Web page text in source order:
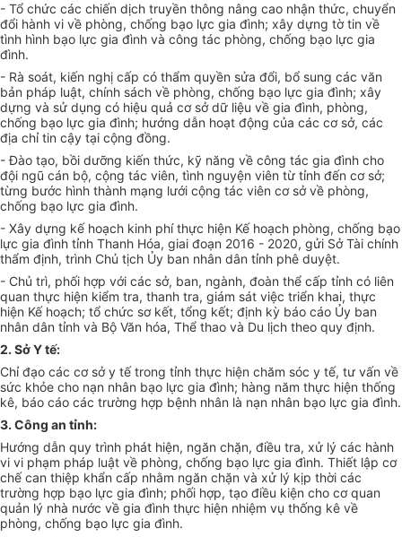
- Tổ chức các chiến dịch truyền thông nâng cao nhận thức, chuyển
đổi hành vi về phòng, chống bạo lực gia đình; xây dựng tờ tin về
tình hình bạo lực gia đình và công tác phòng, chống bạo lực gia
đình.
- Rà soát, kiến nghị cấp có thẩm quyền sửa đổi, bổ sung các văn
bản pháp luật, chính sách về phòng, chống bạo lực gia đình; xây
dựng và sử dụng có hiệu quả cơ sở dữ liệu về gia đình, phòng,
chống bạo lực gia đình; hướng dẫn hoạt động của các cơ sở, các
địa chỉ tin cậy tại cộng đồng.
- Đào tạo, bồi dưỡng kiến thức, kỹ năng về công tác gia đình cho
đội ngũ cán bộ, cộng tác viên, tình nguyện viên từ tỉnh đến cơ sở;
từng bước hình thành mạng lưới cộng tác viên cơ sở về phòng,
chống bạo lực gia đình.
- Xây dựng kế hoạch kinh phí thực hiện Kế hoạch phòng, chống bạo
lực gia đình tỉnh Thanh Hóa, giai đoạn 2016 - 2020, gửi Sở Tài chính
thẩm định, trình Chủ tịch Ủy ban nhân dân tỉnh phê duyệt.
- Chủ trì, phối hợp với các sở, ban, ngành, đoàn thể cấp tỉnh có liên
quan thực hiện kiểm tra, thanh tra, giám sát việc triển khai, thực
hiện Kế hoạch; tổ chức sơ kết, tổng kết; định kỳ báo cáo Ủy ban
nhân dân tỉnh và Bộ Văn hóa, Thể thao và Du lịch theo quy định.
2. SởY tế:
Chỉ đạo các cơ sở y tế trong tỉnh thực hiện chăm sóc y tế, tư vấn về
sức khỏe cho nạn nhân bạo lực gia đình; hàng năm thực hiện thống
kê, báo cáo các trường hợp bệnh nhân là nạn nhân bạo lực gia đình.
3. Công an tỉnh:
Hướng dẫn quy trình phát hiện, ngăn chặn, điều tra, xử lý các hành
vi vi phạm pháp luật về phòng, chống bạo lực gia đình. Thiết lập cơ
chế can thiệp khẩn cấp nhằm ngăn chặn và xử lý kịp thời các
trường hợp bạo lực gia đình; phối hợp, tạo điều kiện cho cơ quan
quản lý nhà nước về gia đình thực hiện nhiệm vụ thống kê về
phòng, chống bạo lực gia đình.